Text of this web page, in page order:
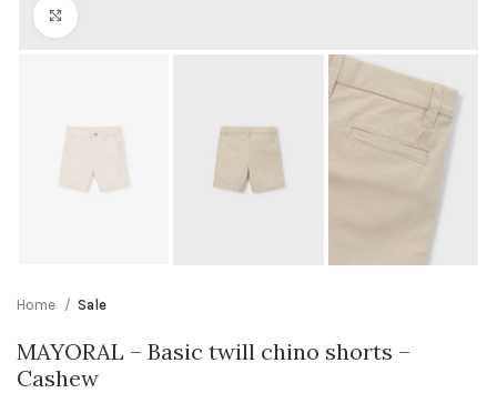
Home Sale
MAYORAL – Basic twill chino shorts –
Cashew